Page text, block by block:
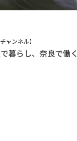
ャンネル】
暮らし、奈良で働く